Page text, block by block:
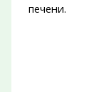
печени.